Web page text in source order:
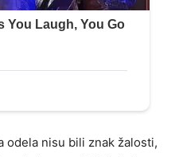
odela nisu bili znak žalosti,